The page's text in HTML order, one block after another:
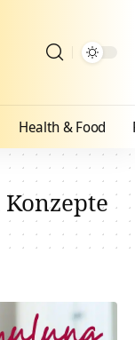
Health & Food